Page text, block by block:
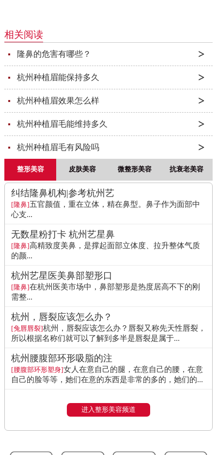
相关阅读
隆鼻的危害有哪些？
杭州种植眉能保持多久
杭州种植眉效果怎么样
杭州种植眉毛能维持多久
杭州种植眉毛有风险吗
整形美容 皮肤美容 微整形美容 抗衰老美容
纠结隆鼻机构|参考杭州艺
[隆鼻]五官颜值，重在立体，精在鼻型。鼻子作为面部中
心支...
无数星粉打卡 杭州艺星鼻
[隆鼻]高精致度美鼻，是撑起面部立体度、拉升整体气质
的颜...
杭州艺星医美鼻部塑形口
[隆鼻]在杭州医美市场中，鼻部塑形是热度居高不下的刚
需整...
杭州，唇裂应该怎么办？
[兔唇唇裂]杭州，唇裂应该怎么办？唇裂又称先天性唇裂，
所以根据名称们就可以了解到多半是唇裂是属于...
杭州腰腹部环形吸脂的注
[腰腹部环形塑身]女人在意自己的腿，在意自己的腰，在意
自己的脸等等，她们在意的东西是非常的多的，她们的...
进入整形美容频道